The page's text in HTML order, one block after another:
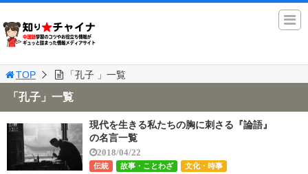
TOP 「孔子 」一覧
「孔子」一覧
現代を生きる私たちの胸に刺さる『論語』
の名言一覧
2018/04/22
伝統 故事・ことわざ 文化・時事